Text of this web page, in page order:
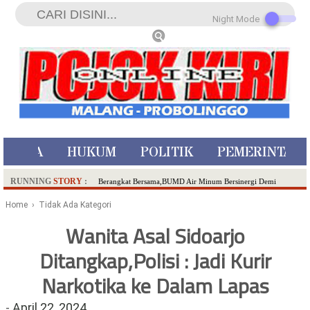
HUKUM POLITIK
RUNNING STORY : Berangkat Bersama,BUMD Air Minum Bersinergi Demi
Ditangkap di Kediri,Satu Buron
SDN Sumberejo 02 Kota Batu Kembangkan Program Inovasi
Literasi Melalui LASKAR JODA, Usung Filosofi Gelar Sehelai
Tikar
Home › Tidak Ada Kategori
Wanita Asal Sidoarjo
Ditangkap,Polisi : Jadi Kurir
Narkotika ke Dalam Lapas
Night Mode